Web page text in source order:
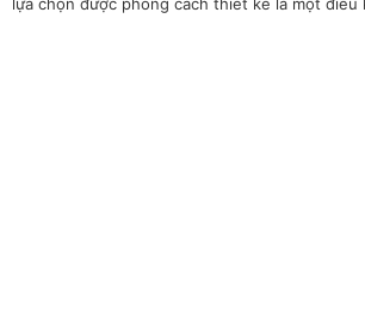
lựa chọn được phong cách thiết kế là một điều